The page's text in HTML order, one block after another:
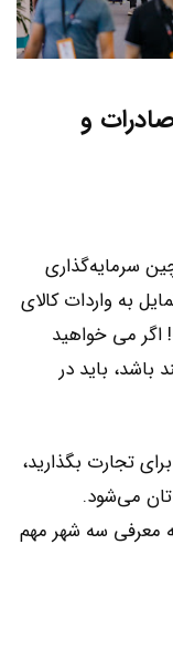
و
سرمایه‌گذاری
به واردات کالای
اگر می خواهید
باید در
تجارت بگذارید،
می‌شود.
معرفی سه شهر مهم